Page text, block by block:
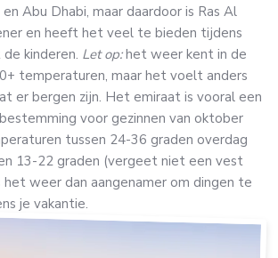
Abu Dhabi, maar daardoor is Ras Al
en heeft het veel te bieden tijdens
kinderen. Let op:het weer kent in de
temperaturen, maar het voelt anders
er bergen zijn. Het emiraat is vooral een
voor gezinnen van oktober
tussen 24-36 graden overdag
13-22 graden (vergeet niet een vest
weer dan aangenamer om dingen te
je vakantie.